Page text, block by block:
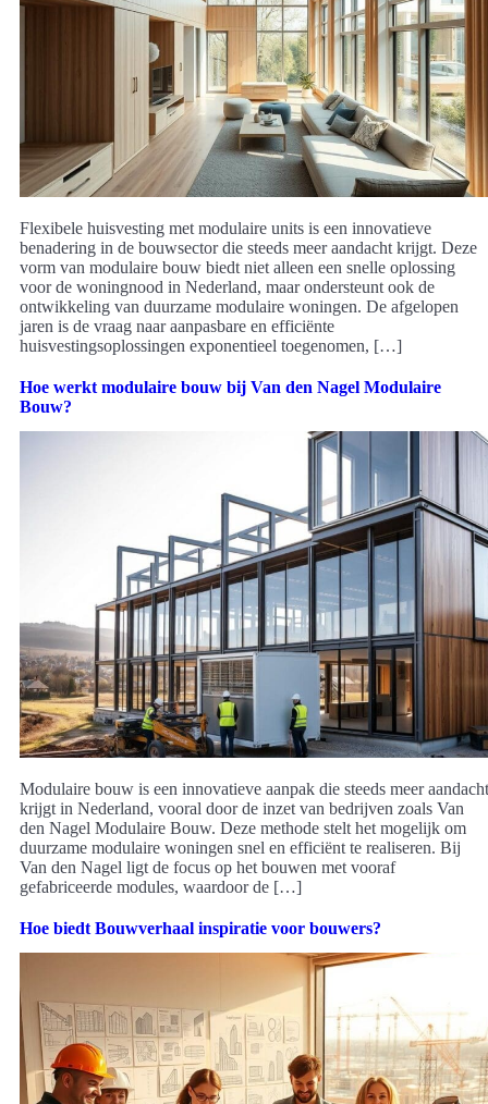
Flexibele huisvesting met modulaire units is een innovatieve
benadering in de bouwsector die steeds meer aandacht krijgt. Deze
vorm van modulaire bouw biedt niet alleen een snelle oplossing
voor de woningnood in Nederland, maar ondersteunt ook de
ontwikkeling van duurzame modulaire woningen. De afgelopen
jaren is de vraag naar aanpasbare en efficiënte
huisvestingsoplossingen exponentieel toegenomen, […]
Hoe werkt modulaire bouw bij Van den Nagel Modulaire
Bouw?
Modulaire bouw is een innovatieve aanpak die steeds meer aandacht
krijgt in Nederland, vooral door de inzet van bedrijven zoals Van
den Nagel Modulaire Bouw. Deze methode stelt het mogelijk om
duurzame modulaire woningen snel en efficiënt te realiseren. Bij
Van den Nagel ligt de focus op het bouwen met vooraf
gefabriceerde modules, waardoor de […]
Hoe biedt Bouwverhaal inspiratie voor bouwers?